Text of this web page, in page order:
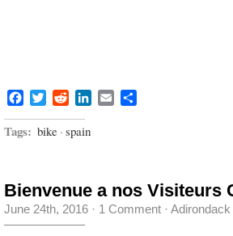
Facebook
TwitterRedditLinkedIn
Email
Tags: bike · spain
Bienvenue a nos Visiteurs
June 24th, 2016 · 1 Comment ·